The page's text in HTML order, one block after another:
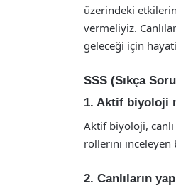
üzerindeki
vermeliyiz.
geleceği için
SSS (Sıkça
1. Aktif biyoloji
Aktif biyoloji,
rollerini inceleyen
2. Canlıların